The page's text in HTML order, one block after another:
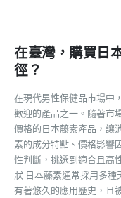
在臺灣，購買日
徑？
在現代男性保健品市場中
歡迎的產品之一。隨著市
價格的日本藤素產品，讓
素的成分特點、價格影響
性判斷，挑選到適合且高
狀 日本藤素通常採用多
有著悠久的應用歷史，且